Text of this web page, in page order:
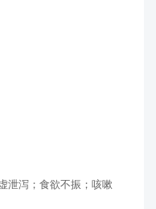
泄泻；食欲不振；咳嗽